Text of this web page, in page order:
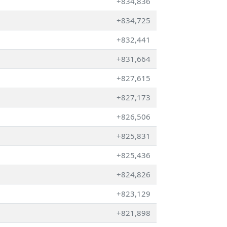
+834,725
+832,441
+831,664
+827,615
+827,173
+826,506
+825,831
+825,436
+824,826
+823,129
+821,898